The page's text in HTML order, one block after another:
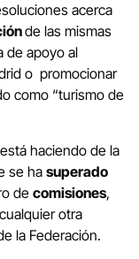
acerca
de las mismas
de apoyo al
o promocionar
como “turismo de
haciendo de la
se ha superado
de comisiones,
otra
la Federación.